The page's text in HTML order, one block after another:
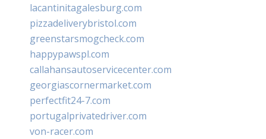
lacantinitagalesburg.com
pizzadeliverybristol.com
greenstarsmogcheck.com
happypawspl.com
callahansautoservicecenter.com
georgiascornermarket.com
perfectfit24-7.com
portugalprivatedriver.com
von-racer.com